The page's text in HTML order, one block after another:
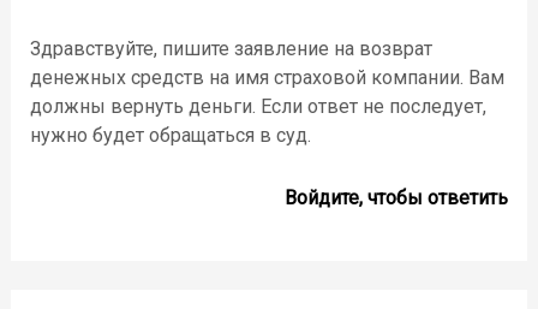
Здравствуйте, пишите заявление на возврат
денежных средств на имя страховой компании. Вам
должны вернуть деньги. Если ответ не последует,
нужно будет обращаться в суд.
Войдите, чтобы ответить